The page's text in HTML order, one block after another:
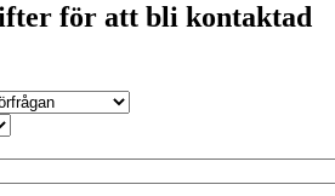
för att bli kontaktad